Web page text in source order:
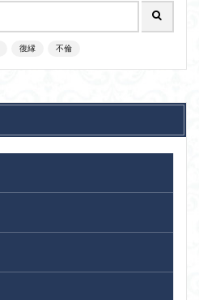
復縁 不倫